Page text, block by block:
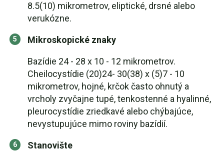
8.5(10) mikrometrov, eliptické, drsné alebo
verukózne.
Mikroskopické znaky
Bazídie 24 - 28 x 10 - 12 mikrometrov.
Cheilocystídie (20)24- 30(38) x (5)7 - 10
mikrometrov, hojné, krčok často ohnutý a
vrcholy zvyčajne tupé, tenkostenné a hyalinné,
pleurocystídie zriedkavé alebo chýbajúce,
nevystupujúce mimo roviny bazídií.
Stanovište